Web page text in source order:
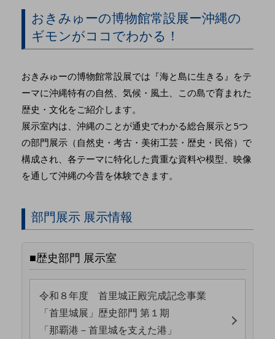
おきみゅーの博物館常設展ー沖縄の
ギモンがココでわかる！
おきみゅーの博物館常設展では『海と島に生きる』をテ
ーマに沖縄特有の自然、気候・風土、この島で育まれた
歴史・文化をご紹介します。
展示室内は、沖縄のことが通史でわかる総合展示と5つ
の部門展示（自然史・考古・美術工芸・歴史・民俗）で
構成され、各テーマに特化した貴重な資料や模型、映像
を通して沖縄の今昔を体験できます。
部門展示 展示情報
■歴史部門 展示室
令和８年度 首里城正殿完成記念事業
「首里城展」歴史部門 第１期
「那覇港－首里城を支えた港」